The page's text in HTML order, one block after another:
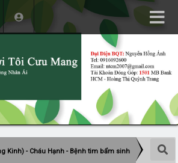
Kinh) - Cháu Hạnh - Bệnh tim bẩm sinh